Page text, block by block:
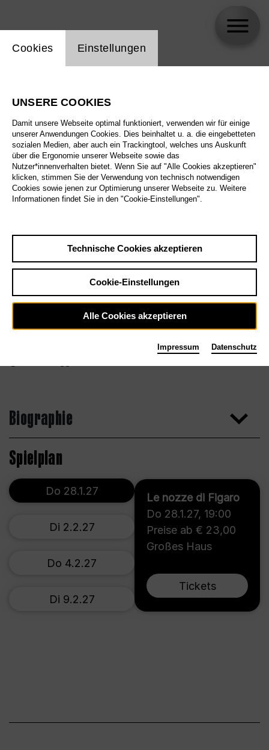
Biographie
Spielplan
Le nozze di Figaro
Do 28.1.27, 19:00
Preise ab € 23,00
Großes Haus
Tickets
Do 28.1.27
Di 2.2.27
Do 4.2.27
Di 9.2.27
Einstellung Website Cookie
Cookies Einstellungen
UNSERE COOKIES
Damit unsere Webseite optimal funktioniert, verwenden wir für einige
unserer Anwendungen Cookies. Dies beinhaltet u. a. die eingebetteten
sozialen Medien, aber auch ein Trackingtool, welches uns Auskunft
über die Ergonomie unserer Webseite sowie das
Nutzer*innenverhalten bietet. Wenn Sie auf "Alle Cookies akzeptieren"
klicken, stimmen Sie der Verwendung von technisch notwendigen
Cookies sowie jenen zur Optimierung unserer Webseite zu. Weitere
Informationen findet Sie in den "Cookie-Einstellungen".
Technische Cookies akzeptieren
Cookie-Einstellungen
Alle Cookies akzeptieren
Impressum Datenschutz